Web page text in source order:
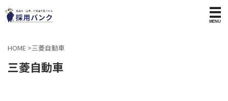
HOME >三菱自動車
三菱自動車